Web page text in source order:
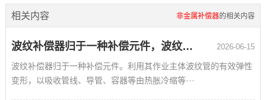
相关内容 非金属补偿器的相关内容
波纹补偿器归于一种补偿元件，波纹补偿器的作业原理是什么？ 2026-06-15
波纹补偿器归于一种补偿元件。利用其作业主体波纹管的有效弹性
变形，以吸收管线、导管、容器等由热胀冷缩等···